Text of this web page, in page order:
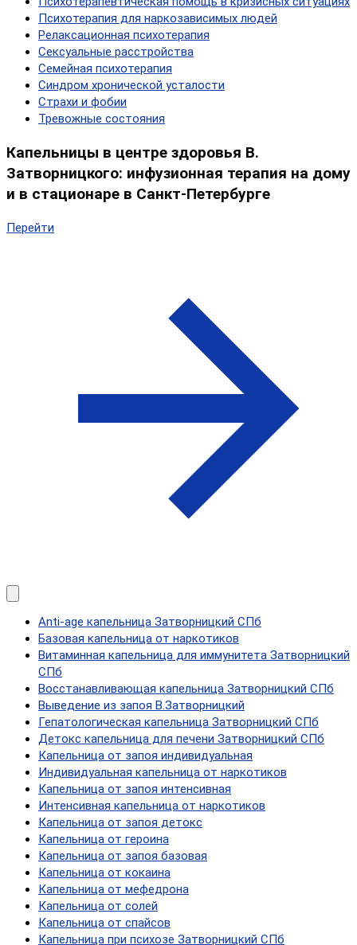
Психотерапия для наркозависимых людей
Релаксационная психотерапия
Сексуальные расстройства
Семейная психотерапия
Синдром хронической усталости
Страхи и фобии
Тревожные состояния
Капельницы в центре здоровья В.
Затворницкого: инфузионная терапия на дому
и в стационаре в Санкт-Петербурге
Перейти
Anti-age капельница Затворницкий СПб
Базовая капельница от наркотиков
Витаминная капельница для иммунитета Затворницкий
СПб
Восстанавливающая капельница Затворницкий СПб
Выведение из запоя В.Затворницкий
Гепатологическая капельница Затворницкий СПб
Детокс капельница для печени Затворницкий СПб
Капельница от запоя индивидуальная
Индивидуальная капельница от наркотиков
Капельница от запоя интенсивная
Интенсивная капельница от наркотиков
Капельница от запоя детокс
Капельница от героина
Капельница от запоя базовая
Капельница от кокаина
Капельница от мефедрона
Капельница от солей
Капельница от спайсов
Капельница при психозе Затворницкий СПб